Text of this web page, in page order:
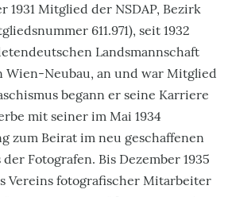
1931 Mitglied der NSDAP, Bezirk
611.971), seit 1932
Landsmannschaft
Wien-Neubau, an und war Mitglied
begann er seine Karriere
mit seiner im Mai 1934
zum Beirat im neu geschaffenen
Fotografen. Bis Dezember 1935
Vereins fotografischer Mitarbeiter